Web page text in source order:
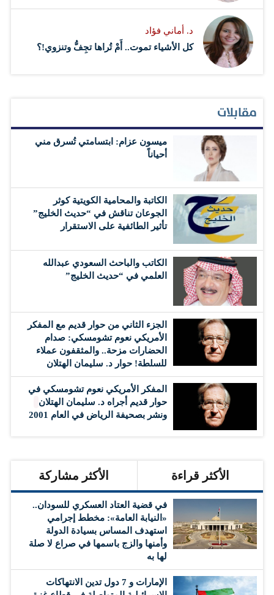
د. أماني فؤاد
كل الأشياء تموت.. أَمْ تُراها تجِفُّ وتنزوي!؟
مقابلات
ميسون عزام: ابتسامتي تُسرق مني
أحياناً
الكاتبة والمحامية الكويتية كوثر
الجوعان تناقش في “حديث الخليج”
تأثير الطائفية على الاستقرار
الكاتب والباحث السعودي عبدالله
العلمي في “حديث الخليج”
الجزء الثاني من حوار قديم مع المفكر
الأمريكي نعوم تشومسكي: صدام
الحضارات مزحة.. والمثقفون عملاء
للسلطة! حوار د. سليمان الهتلان
المفكر الأمريكي نعوم تشومسكي في
حوار قديم أجراه د. سليمان الهتلان
ونشر بصحيفة الرياض في العام 2001
الأكثر قراءة الأكثر مشاركة
في قضية العتاد العسكري للسودان..
«النيابة العامة»: مخطط إجرامي
استهدف المساس بسيادة الدولة
وأمنها والزج باسمها في صراع لا صلة
لها به
الإمارات و 7 دول تدين الانتهاكات